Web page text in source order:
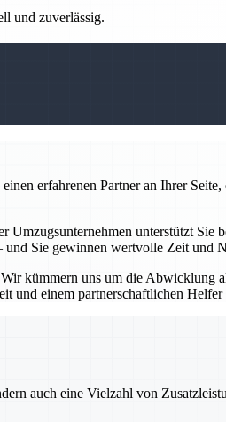
und zuverlässig.
erfahrenen Partner an Ihrer
unterstützt Sie
und Sie gewinnen wertvolle Zeit und
kümmern uns um die Abwicklung
und einem partnerschaftlichen Helfer
auch eine Vielzahl von